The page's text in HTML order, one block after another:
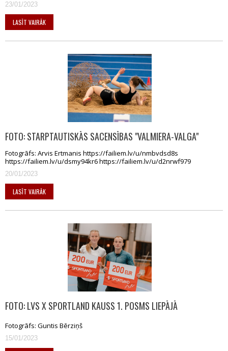
23/01/2023
LASĪT VAIRĀK
FOTO: STARPTAUTISKĀS SACENSĪBAS "VALMIERA-VALGA"
Fotogrāfs: Arvis Ertmanis https://failiem.lv/u/nmbvdsd8s
https://failiem.lv/u/dsmy94kr6 https://failiem.lv/u/d2nrwf979
20/01/2023
LASĪT VAIRĀK
FOTO: LVS X SPORTLAND KAUSS 1. POSMS LIEPĀJĀ
Fotogrāfs: Guntis Bērziņš
15/01/2023